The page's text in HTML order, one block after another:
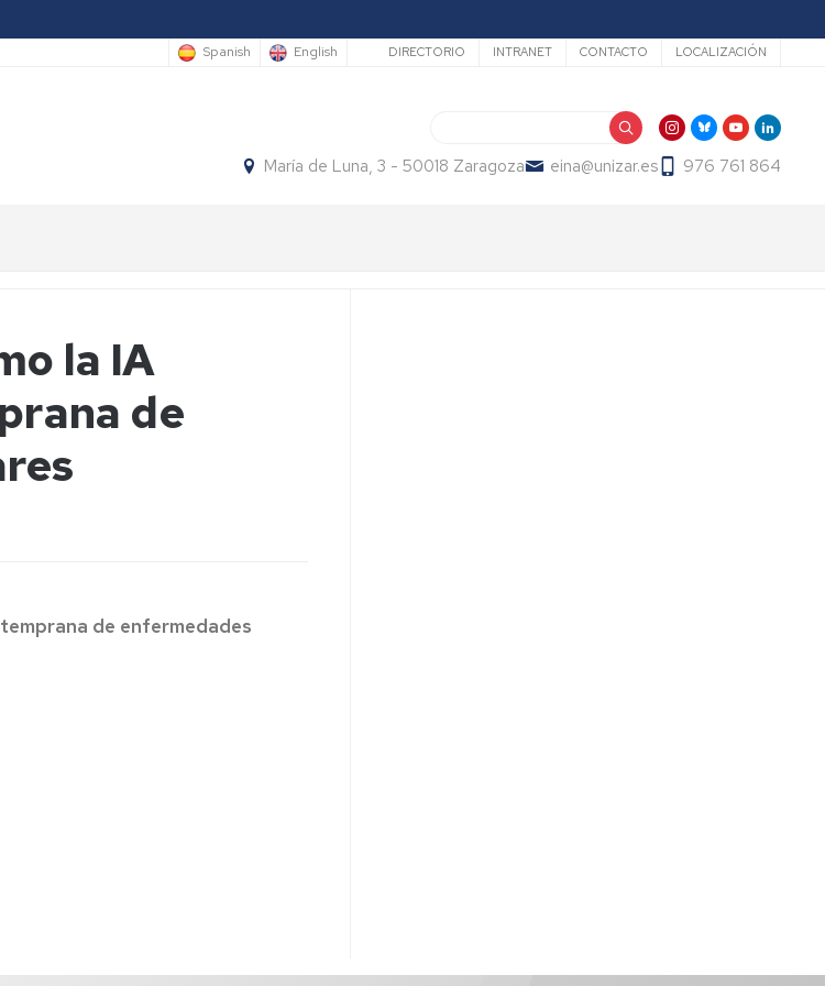
Spanish English Secundario
DIRECTORIO INTRANET CONTACTO LOCALIZACIÓN
María de Luna, 3 - 50018 Zaragoza eina@unizar.es 976 761 864
la IA
de
de enfermedades